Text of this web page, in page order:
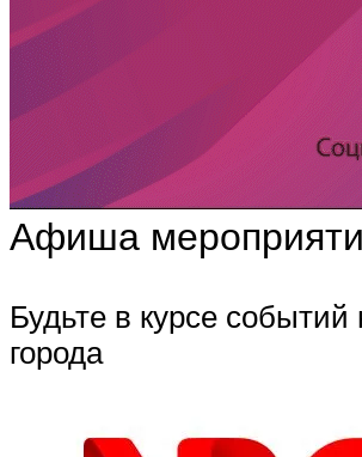
Афиша
Будьте в курсе событий
города